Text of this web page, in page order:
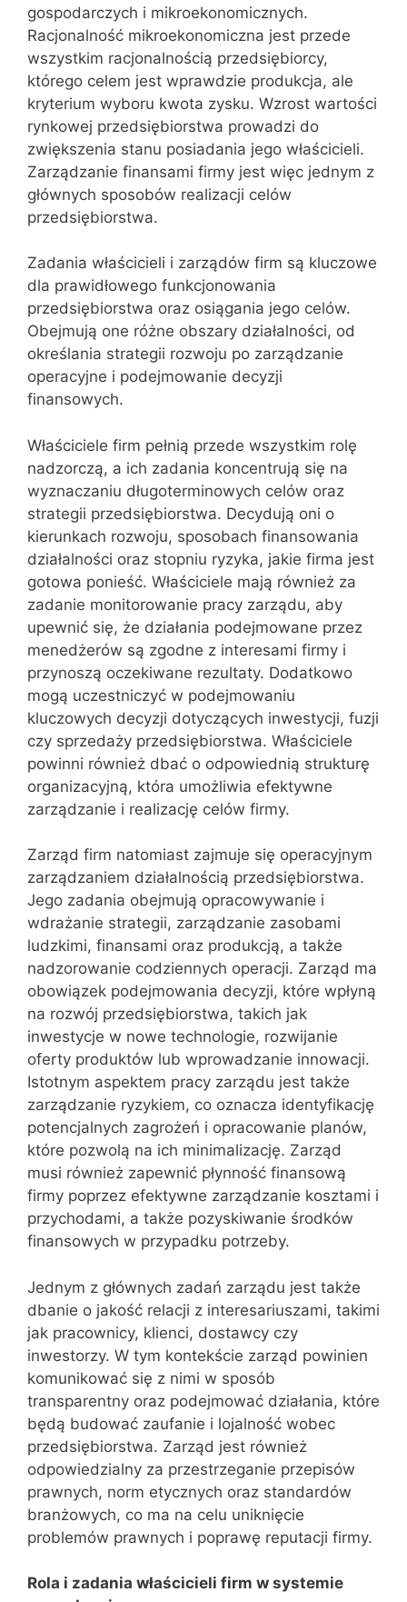
gospodarczych i mikroekonomicznych.
Racjonalność mikroekonomiczna jest przede
wszystkim racjonalnością przedsiębiorcy,
którego celem jest wprawdzie produkcja, ale
kryterium wyboru kwota zysku. Wzrost wartości
rynkowej przedsiębiorstwa prowadzi do
zwiększenia stanu posiadania jego właścicieli.
Zarządzanie finansami firmy jest więc jednym z
głównych sposobów realizacji celów
przedsiębiorstwa.
Zadania właścicieli i zarządów firm są kluczowe
dla prawidłowego funkcjonowania
przedsiębiorstwa oraz osiągania jego celów.
Obejmują one różne obszary działalności, od
określania strategii rozwoju po zarządzanie
operacyjne i podejmowanie decyzji
finansowych.
Właściciele firm pełnią przede wszystkim rolę
nadzorczą, a ich zadania koncentrują się na
wyznaczaniu długoterminowych celów oraz
strategii przedsiębiorstwa. Decydują oni o
kierunkach rozwoju, sposobach finansowania
działalności oraz stopniu ryzyka, jakie firma jest
gotowa ponieść. Właściciele mają również za
zadanie monitorowanie pracy zarządu, aby
upewnić się, że działania podejmowane przez
menedżerów są zgodne z interesami firmy i
przynoszą oczekiwane rezultaty. Dodatkowo
mogą uczestniczyć w podejmowaniu
kluczowych decyzji dotyczących inwestycji, fuzji
czy sprzedaży przedsiębiorstwa. Właściciele
powinni również dbać o odpowiednią strukturę
organizacyjną, która umożliwia efektywne
zarządzanie i realizację celów firmy.
Zarząd firm natomiast zajmuje się operacyjnym
zarządzaniem działalnością przedsiębiorstwa.
Jego zadania obejmują opracowywanie i
wdrażanie strategii, zarządzanie zasobami
ludzkimi, finansami oraz produkcją, a także
nadzorowanie codziennych operacji. Zarząd ma
obowiązek podejmowania decyzji, które wpłyną
na rozwój przedsiębiorstwa, takich jak
inwestycje w nowe technologie, rozwijanie
oferty produktów lub wprowadzanie innowacji.
Istotnym aspektem pracy zarządu jest także
zarządzanie ryzykiem, co oznacza identyfikację
potencjalnych zagrożeń i opracowanie planów,
które pozwolą na ich minimalizację. Zarząd
musi również zapewnić płynność finansową
firmy poprzez efektywne zarządzanie kosztami i
przychodami, a także pozyskiwanie środków
finansowych w przypadku potrzeby.
Jednym z głównych zadań zarządu jest także
dbanie o jakość relacji z interesariuszami, takimi
jak pracownicy, klienci, dostawcy czy
inwestorzy. W tym kontekście zarząd powinien
komunikować się z nimi w sposób
transparentny oraz podejmować działania, które
będą budować zaufanie i lojalność wobec
przedsiębiorstwa. Zarząd jest również
odpowiedzialny za przestrzeganie przepisów
prawnych, norm etycznych oraz standardów
branżowych, co ma na celu uniknięcie
problemów prawnych i poprawę reputacji firmy.
Rola i zadania właścicieli firm w systemie